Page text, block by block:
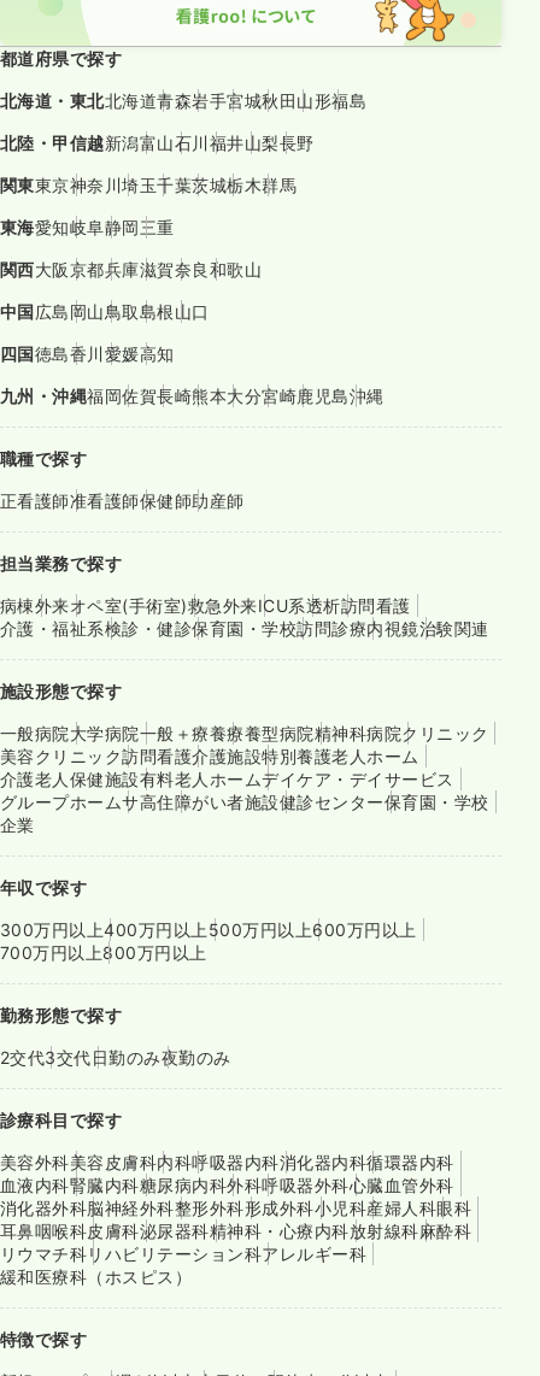
都道府県で探す
北海道・東北北海道青森岩手宮城秋田山形福島
北陸・甲信越新潟富山石川福井山梨長野
関東東京神奈川埼玉千葉茨城栃木群馬
東海愛知岐阜静岡三重
関西大阪京都兵庫滋賀奈良和歌山
中国広島岡山鳥取島根山口
四国徳島香川愛媛高知
九州・沖縄福岡佐賀長崎熊本大分宮崎鹿児島沖縄
職種で探す
正看護師准看護師保健師助産師
担当業務で探す
病棟外来オペ室(手術室)救急外来ICU系透析訪問看護
介護・福祉系検診・健診保育園・学校訪問診療内視鏡治験関連
施設形態で探す
一般病院大学病院一般＋療養療養型病院精神科病院クリニック
美容クリニック訪問看護介護施設特別養護老人ホーム
介護老人保健施設有料老人ホームデイケア・デイサービス
グループホームサ高住障がい者施設健診センター保育園・学校
企業
年収で探す
300万円以上400万円以上 500万円以上600万円以上
700万円以上800万円以上
勤務形態で探す
2交代3交代日勤のみ夜勤のみ
診療科目で探す
美容外科美容皮膚科内科呼吸器内科消化器内科循環器内科
血液内科腎臓内科糖尿病内科外科呼吸器外科心臓血管外科
消化器外科脳神経外科整形外科形成外科小児科産婦人科眼科
耳鼻咽喉科皮膚科泌尿器科精神科・心療内科放射線科麻酔科
リウマチ科リハビリテーション科アレルギー科
緩和医療科（ホスピス）
特徴で探す